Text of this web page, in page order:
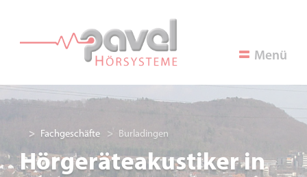
Menü
Fachgeschäfte Burladingen
Hörgeräteakustikerin